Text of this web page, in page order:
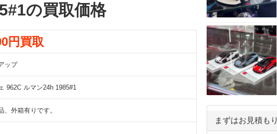
の買取価格
円買取
ップ
962C ルマン24h 1985#1
、外箱有りです。
まずはお見積もり